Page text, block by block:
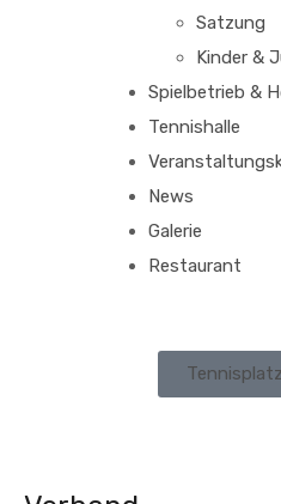
Satzung
Kinder &
Spielbetrieb &
Tennishalle
News
Galerie
Restaurant